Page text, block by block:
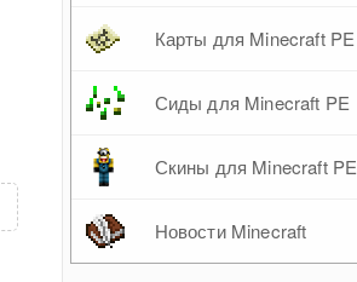
Карты для Minecraft PE
Сиды для Minecraft PE
Скины для Minecraft PE
Новости Minecraft